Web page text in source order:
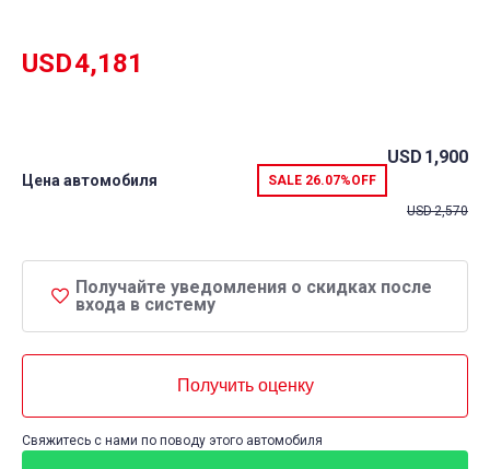
USD4,181
Цена автомобиля SALE 26.07%OFF
USD 1,900
USD2,570
Получайте уведомления о скидках после
входа в систему
Получить оценку
Свяжитесь с нами по поводу этого автомобиля